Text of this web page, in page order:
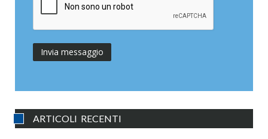
ARTICOLI RECENTI